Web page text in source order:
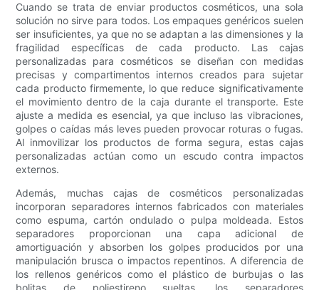
Cuando se trata de enviar productos cosméticos, una sola
solución no sirve para todos. Los empaques genéricos suelen
ser insuficientes, ya que no se adaptan a las dimensiones y la
fragilidad específicas de cada producto. Las cajas
personalizadas para cosméticos se diseñan con medidas
precisas y compartimentos internos creados para sujetar
cada producto firmemente, lo que reduce significativamente
el movimiento dentro de la caja durante el transporte. Este
ajuste a medida es esencial, ya que incluso las vibraciones,
golpes o caídas más leves pueden provocar roturas o fugas.
Al inmovilizar los productos de forma segura, estas cajas
personalizadas actúan como un escudo contra impactos
externos.
Además, muchas cajas de cosméticos personalizadas
incorporan separadores internos fabricados con materiales
como espuma, cartón ondulado o pulpa moldeada. Estos
separadores proporcionan una capa adicional de
amortiguación y absorben los golpes producidos por una
manipulación brusca o impactos repentinos. A diferencia de
los rellenos genéricos como el plástico de burbujas o las